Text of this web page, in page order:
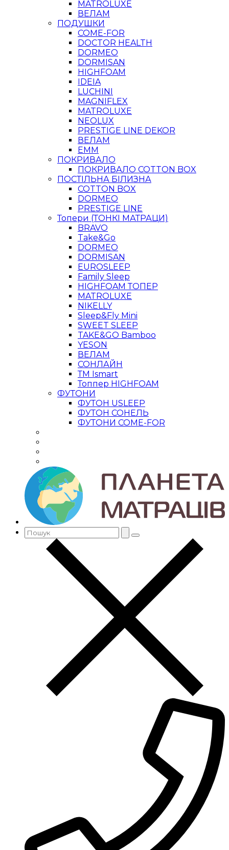
MATROLUXE
ВЕЛАМ
ПОДУШКИ
COME-FOR
DOCTOR HEALTH
DORMEO
DORMISAN
HIGHFOAM
IDEIA
LUCHINI
MAGNIFLEX
MATROLUXE
NEOLUX
PRESTIGE LINE DEKOR
ВЕЛАМ
ЕММ
ПОКРИВАЛО
ПОКРИВАЛО COTTON BOX
ПОСТІЛЬНА БІЛИЗНА
COTTON BOX
DORMEO
PRESTIGE LINE
Топери (ТОНКІ МАТРАЦИ)
BRAVO
Take&Go
DORMEO
DORMISAN
EUROSLEEP
Family Sleep
HIGHFOAM ТОПЕР
MATROLUXE
NIKELLY
Sleep&Fly Mini
SWEET SLEEP
TAKE&GO Bamboo
YESON
ВЕЛАМ
СОНЛАЙН
ТМ Ismart
Топпер HIGHFOAM
ФУТОНИ
ФУТОН USLEEP
ФУТОН СОНЕЛЬ
ФУТОНИ COME-FOR